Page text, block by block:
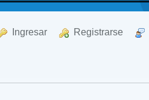
Ingresar Registrarse